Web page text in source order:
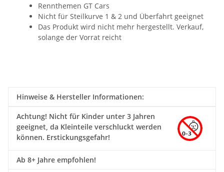
Rennthemen GT Cars
Nicht für Steilkurve 1 & 2 und Überfahrt geeignet
Das Produkt wird nicht mehr hergestellt. Verkauf,
solange der Vorrat reicht
Hinweise & Hersteller Informationen:
Achtung! Nicht für Kinder unter 3 Jahren
geeignet, da Kleinteile verschluckt werden
können. Erstickungsgefahr!
Ab 8+ Jahre empfohlen!